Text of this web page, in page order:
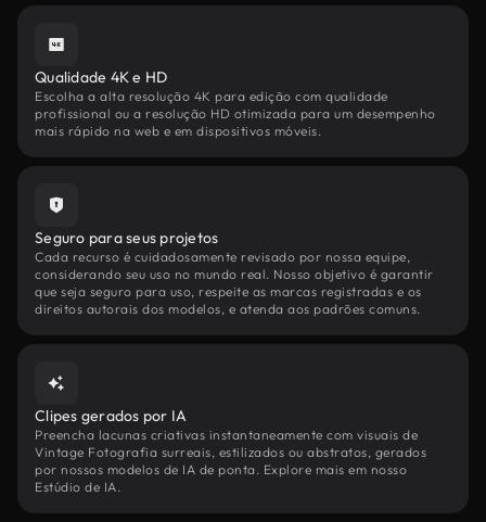
Qualidade 4K e HD
Escolha a alta resolução 4K para edição com qualidade
profissional ou a resolução HD otimizada para um desempenho
mais rápido na web e em dispositivos móveis.
Seguro para seus projetos
Cada recurso é cuidadosamente revisado por nossa equipe,
considerando seu uso no mundo real. Nosso objetivo é garantir
que seja seguro para uso, respeite as marcas registradas e os
direitos autorais dos modelos, e atenda aos padrões comuns.
Clipes gerados por IA
Preencha lacunas criativas instantaneamente com visuais de
Vintage Fotografia surreais, estilizados ou abstratos, gerados
por nossos modelos de IA de ponta. Explore mais em nosso
Estúdio de IA.